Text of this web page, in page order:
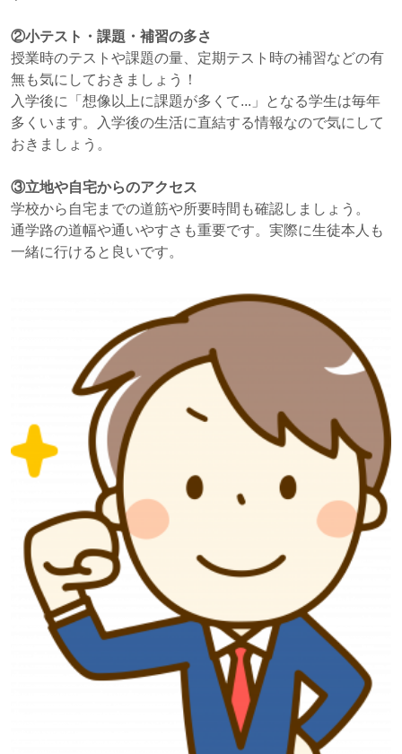
②小テスト・課題・補習の多さ
授業時のテストや課題の量、定期テスト時の補習などの有
無も気にしておきましょう！
入学後に「想像以上に課題が多くて...」となる学生は毎年
多くいます。入学後の生活に直結する情報なので気にして
おきましょう。
③立地や自宅からのアクセス
学校から自宅までの道筋や所要時間も確認しましょう。
通学路の道幅や通いやすさも重要です。実際に生徒本人も
一緒に行けると良いです。